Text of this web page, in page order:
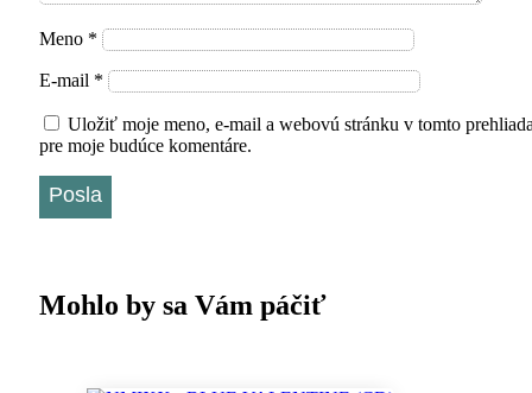
Meno *
E-mail *
Uložiť moje meno, e-mail a webovú stránku v tomto
pre moje budúce komentáre.
Posla
Mohlo by sa Vám páčiť